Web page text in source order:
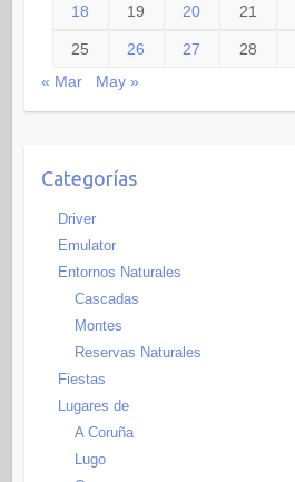
18 19 20 21
25 26 27 28
« Mar
May »
Categorías
Driver
Emulator
Entornos Naturales
Cascadas
Montes
Reservas Naturales
Fiestas
Lugares de
A Coruña
Lugo